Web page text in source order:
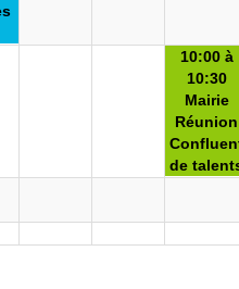
10:00 à
10:30
Mairie
Réunion
de